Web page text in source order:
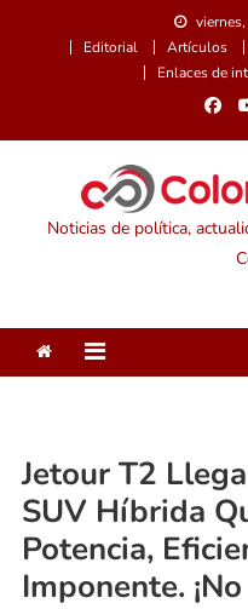
Editorial
Artículos
Enlaces de
Noticias de política,
Jetour T2
SUV Híbrida
Potencia,
Imponente.